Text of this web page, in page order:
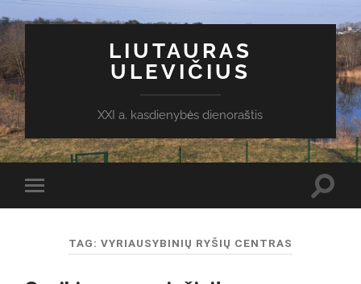
LIUTAURAS
ULEVIČIUS
XXI a. kasdienybės dienoraštis
Toggle
mobile
TAG: VYRIAUSYBINIŲ RYŠIŲ CENTRAS